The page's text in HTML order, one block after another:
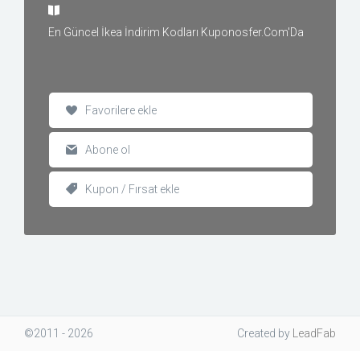
En Güncel İkea İndirim Kodları Kuponosfer.Com'Da
Favorilere ekle
Abone ol
Kupon / Fırsat ekle
©2011 - 2026 Created by LeadFab